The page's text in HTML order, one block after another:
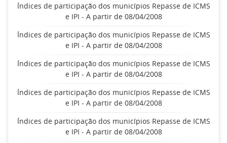
Índices de participação dos municípios Repasse de ICMS
e IPI - A partir de 08/04/2008
Índices de participação dos municípios Repasse de ICMS
e IPI - A partir de 08/04/2008
Índices de participação dos municípios Repasse de ICMS
e IPI - A partir de 08/04/2008
Índices de participação dos municípios Repasse de ICMS
e IPI - A partir de 08/04/2008
Índices de participação dos municípios Repasse de ICMS
e IPI - A partir de 08/04/2008